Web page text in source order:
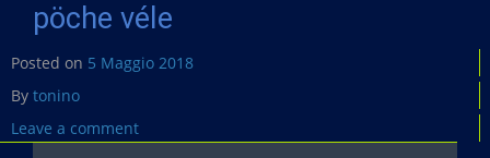
pöche véle
Posted on 5 Maggio 2018
By tonino
Leave a comment